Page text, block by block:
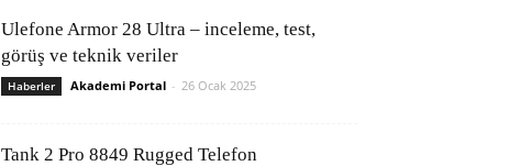
Ulefone Armor 28 Ultra – inceleme, test,
görüş ve teknik veriler
Haberler Akademi Portal - 26 Ocak 2025
Tank 2 Pro 8849 Rugged Telefon